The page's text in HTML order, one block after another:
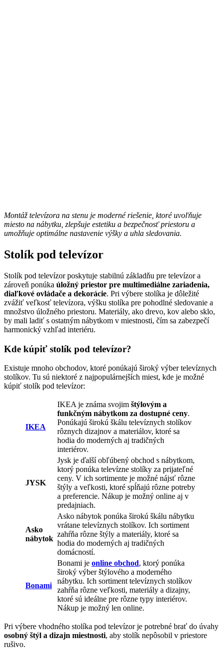
Montáž televízora na stenu je moderné riešenie, ktoré uvoľňuje
miesto na nábytku, zlepšuje estetiku a bezpečnosť priestoru a
umožňuje optimálne nastavenie výšky a uhla sledovania.
Stolík pod televízor
Stolík pod televízor poskytuje stabilnú základňu pre televízor a
zároveň ponúka úložný priestor pre multimediálne zariadenia,
diaľkové ovládače a dekorácie. Pri výbere stolíka je dôležité
zvážiť veľkosť televízora, výšku stolíka pre pohodlné sledovanie a
množstvo úložného priestoru. Materiály, ako drevo, kov alebo sklo,
by mali ladiť s ostatným nábytkom v miestnosti, čím sa zabezpečí
harmonický vzhľad interiéru.
Kde kúpiť stolík pod televízor?
Existuje mnoho obchodov, ktoré ponúkajú široký výber televíznych
stolíkov. Tu sú niektoré z najpopulárnejších miest, kde je možné
kúpiť stolík pod televízor:
IKEA
IKEA je známa svojim štýlovým a
funkčným nábytkom za dostupné ceny.
Ponúkajú širokú škálu televíznych stolíkov
rôznych dizajnov a materiálov, ktoré sa
hodia do moderných aj tradičných
interiérov.
JYSK
Jysk je ďalší obľúbený obchod s nábytkom,
ktorý ponúka televízne stolíky za prijateľné
ceny. V ich sortimente je možné nájsť rôzne
štýly a veľkosti, ktoré spĺňajú rôzne potreby
a preferencie. Nákup je možný online aj v
predajniach.
Asko
nábytok
Asko nábytok ponúka širokú škálu nábytku
vrátane televíznych stolíkov. Ich sortiment
zahŕňa rôzne štýly a materiály, ktoré sa
hodia do moderných aj tradičných
domácností.
Bonami
Bonami je online obchod, ktorý ponúka
široký výber štýlového a moderného
nábytku. Ich sortiment televíznych stolíkov
zahŕňa rôzne veľkosti, materiály a dizajny,
ktoré sú ideálne pre rôzne typy interiérov.
Nákup je možný len online.
Pri výbere vhodného stolíka pod televízor je potrebné brať do úvahy
osobný štýl a dizajn miestnosti, aby stolík nepôsobil v priestore
rušivo.